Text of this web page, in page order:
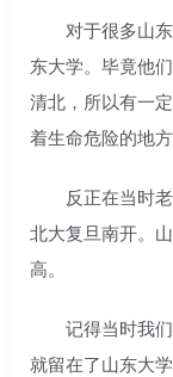
对于很多山
东大学。毕竟他
清北，所以有一
着生命危险的地
反正在当时
北大复旦南开。
高。
记得当时我
就留在了山东大学